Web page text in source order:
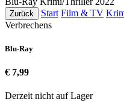
Zurück Start Film & TV
Verbrechens
Blu-Ray
€ 7,99
Derzeit nicht auf Lager